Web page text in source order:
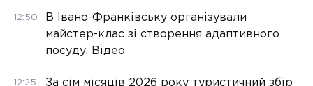
12:50
В Івано-Франківську організували
майстер-клас зі створення адаптивного
посуду. Відео
12:25 За сім місяців 2026 року туристичний збір